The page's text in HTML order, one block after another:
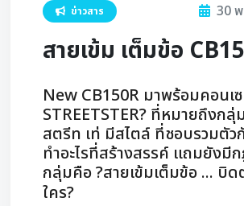
ข่าวสาร 30
สายเข้ม เต็มข้อ
New CB150R มาพร้อมคอนเ
STREETSTER? ที่หมายถึงก
สตรีท เท่ มีสไตล์ ที่ชอบรวมตัว
ทำอะไรที่สร้างสรรค์ แถมยังมี
กลุ่มคือ ?สายเข้มเต็มข้อ ... บิด
ใคร?